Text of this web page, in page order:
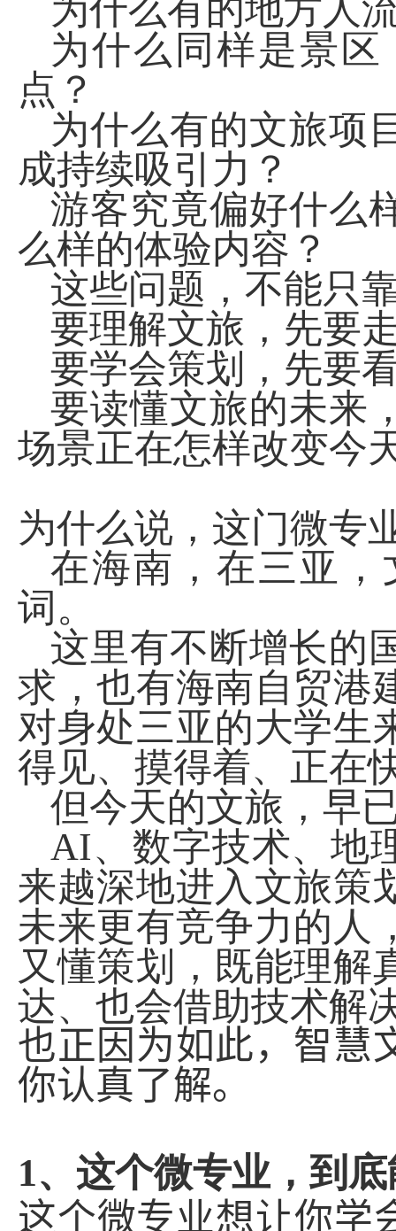
为什么有的地方人
为什么同样是景
点？
为什么有的文旅项
成持续吸引力？
游客究竟偏好什么
么样的体验内容？
这些问题，不能只
要理解文旅，先要
要学会策划，先要
要读懂文旅的未来
场景正在怎样改变今
为什么说，这门微专
在海南，在三亚
词。
这里有不断增长的
求，也有海南自贸港
对身处三亚的大学生
得见、摸得着、正在
但今天的文旅，早
AI、数字技术、地
来越深地进入文旅策
未来更有竞争力的人
又懂策划，既能理解
达、也会借助技术解
也正因为如此， 智慧
你认真了解。
1、这个微专业，到
这个微专业想让你学